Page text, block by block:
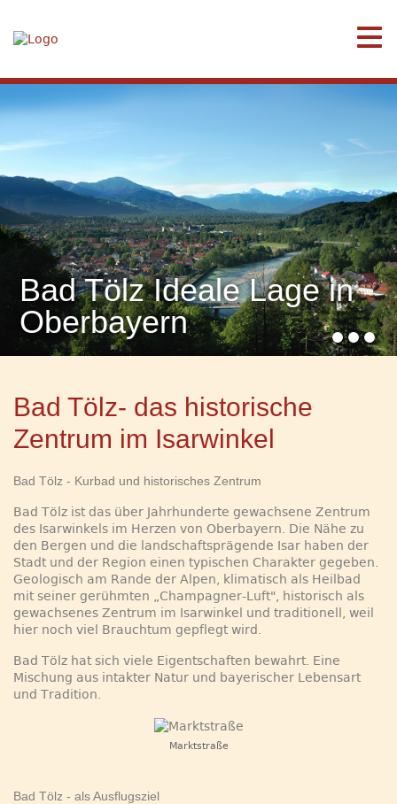
Bad Tölz Ideale Lage in
Oberbayern
Bad Tölz- das historische
Zentrum im Isarwinkel
Bad Tölz - Kurbad und historisches Zentrum
Bad Tölz ist das über Jahrhunderte gewachsene Zentrum
des Isarwinkels im Herzen von Oberbayern. Die Nähe zu
den Bergen und die landschaftsprägende Isar haben der
Stadt und der Region einen typischen Charakter gegeben.
Geologisch am Rande der Alpen, klimatisch als Heilbad
mit seiner gerühmten „Champagner-Luft", historisch als
gewachsenes Zentrum im Isarwinkel und traditionell, weil
hier noch viel Brauchtum gepflegt wird.
Bad Tölz hat sich viele Eigentschaften bewahrt. Eine
Mischung aus intakter Natur und bayerischer Lebensart
und Tradition.
Marktstraße
Bad Tölz - als Ausflugsziel